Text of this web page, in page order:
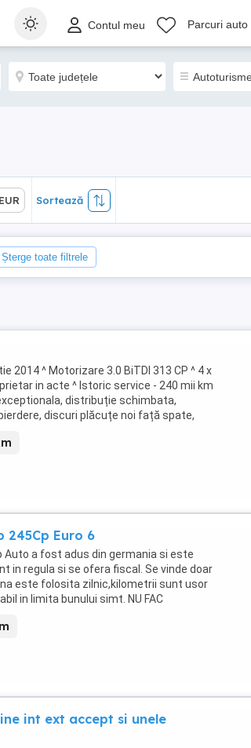
Contul meu Parcuri auto
Sortează
EUR Sortează
Șterge toate filtrele
2014 ^ Motorizare 3.0 BiTDI 313 CP ^ 4 x
in acte ^ Istoric service - 240 mii km
distribuție schimbata,
discuri plăcuțe noi față spate,
245Cp Euro 6
Auto a fost adus din germania si este
in regula si se ofera fiscal. Se vinde doar
este folosita zilnic,kilometrii sunt usor
in limita bunului simt. NU FAC
int ext accept si unele